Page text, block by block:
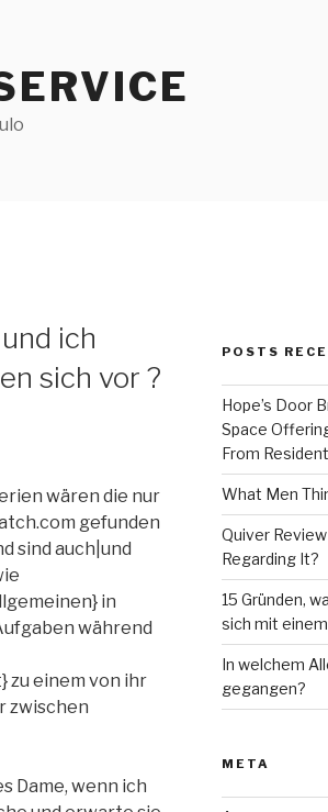
ich
sich vor ?
wären die nur
gefunden
sind auch|und
in
während
zu einem von ihr
zwischen
Dame, wenn ich
POSTS
Hope’s Door
Space
From
What Men
Quiver Review
Regarding It?
15 Gründen,
sich mit
In welchem
gegangen?
META